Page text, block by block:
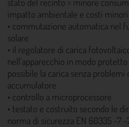
impatto ambientale e costi minori
• commutazione automatica nel
solare
• il regolatore di carica
nell'apparecchio in modo
possibile la carica senza problemi
accumulatore
• controllo a microprocessore
• testato e costruito secondo le
norma di sicurezza EN 60335 -7 -